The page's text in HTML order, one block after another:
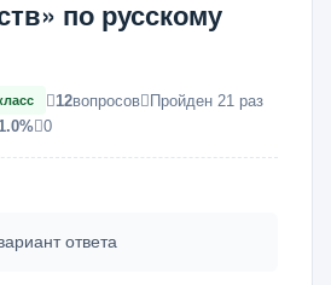
по русскому
12вопросов Пройден 21 раз
0
ответа